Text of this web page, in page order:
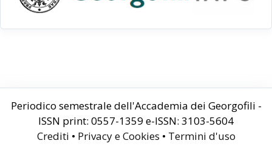
Periodico semestrale dell'Accademia dei Georgofili -
ISSN print: 0557-1359 e-ISSN: 3103-5604
Crediti • Privacy e Cookies • Termini d'uso